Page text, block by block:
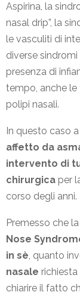
Aspirina, la
nasal drip”, la
le vasculiti di
diverse
presenza di
tempo, anche le
polipi nasali.
In questo caso
affetto da
intervento di
chirurgica per
corso degli anni.
Premesso che la
Nose
in sè, quanto
nasale
chiarire il fatto